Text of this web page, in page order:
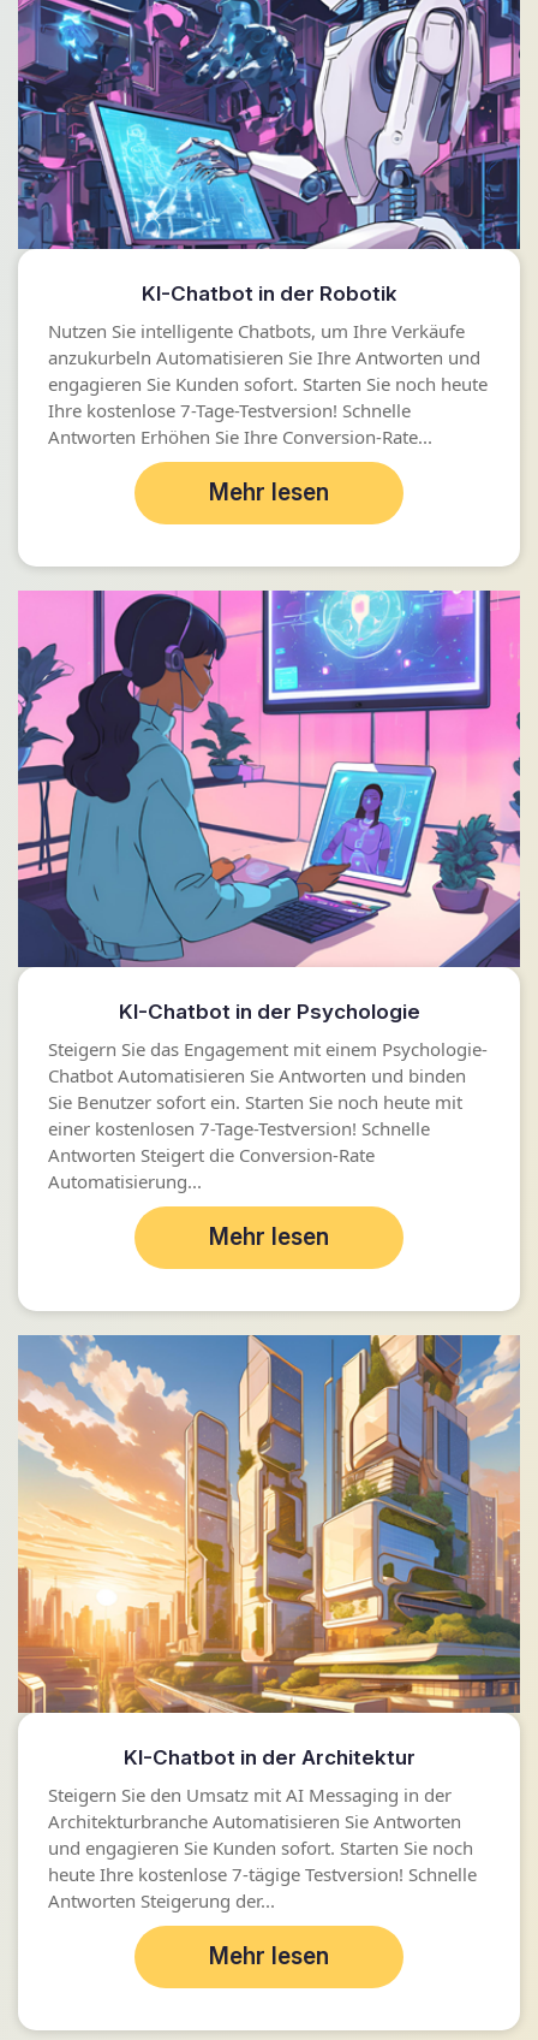
KI-Chatbot in der Robotik
Nutzen Sie intelligente Chatbots, um Ihre Verkäufe
anzukurbeln Automatisieren Sie Ihre Antworten und
engagieren Sie Kunden sofort. Starten Sie noch heute
Ihre kostenlose 7-Tage-Testversion! Schnelle
Antworten Erhöhen Sie Ihre Conversion-Rate...
Mehr lesen
KI-Chatbot in der Psychologie
Steigern Sie das Engagement mit einem Psychologie-
Chatbot Automatisieren Sie Antworten und binden
Sie Benutzer sofort ein. Starten Sie noch heute mit
einer kostenlosen 7-Tage-Testversion! Schnelle
Antworten Steigert die Conversion-Rate
Automatisierung...
Mehr lesen
KI-Chatbot in der Architektur
Steigern Sie den Umsatz mit AI Messaging in der
Architekturbranche Automatisieren Sie Antworten
und engagieren Sie Kunden sofort. Starten Sie noch
heute Ihre kostenlose 7-tägige Testversion! Schnelle
Antworten Steigerung der...
Mehr lesen